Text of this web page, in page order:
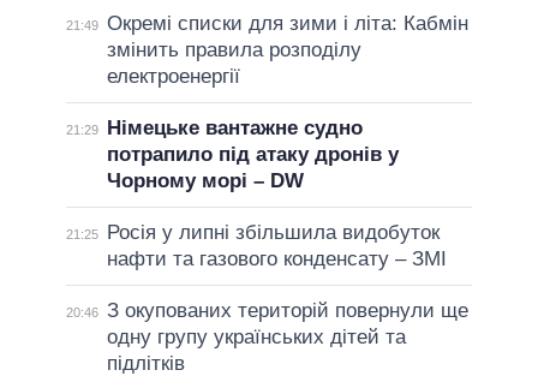
21:49 Окремі списки для зими і літа: Кабмін
змінить правила розподілу
електроенергії
21:29
Німецьке вантажне судно
потрапило під атаку дронів у
Чорному морі – DW
21:25
Росія у липні збільшила видобуток
нафти та газового конденсату – ЗМІ
20:46 З окупованих територій повернули ще
одну групу українських дітей та
підлітків